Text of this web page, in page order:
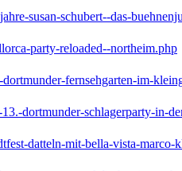
susan-schubert--das-
party-reloaded--northeim.php
fernsehgarten-im-
dortmunder-schlagerparty-in-
datteln-mit-bella-vista-marco-